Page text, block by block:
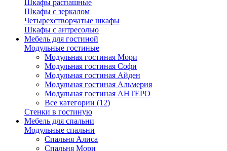
Шкафы распашные
Шкафы с зеркалом
Четырехстворчатые шкафы
Шкафы с антресолью
Мебель для гостиной
Модульные гостиные
Модульная гостиная Мори
Модульная гостиная Софи
Модульная гостиная Айден
Модульная гостиная Альмерия
Модульная гостиная АНТЕРО
Все категории (12)
Стенки в гостиную
Мебель для спальни
Модульные спальни
Спальня Алиса
Спальня Мори